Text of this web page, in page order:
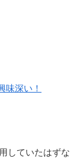
味深い！
していたはずな